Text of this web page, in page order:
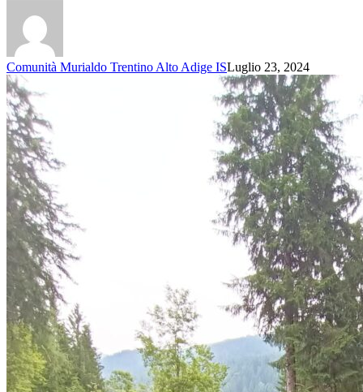
Comunità Murialdo Trentino Alto Adige ISLuglio 23, 2024